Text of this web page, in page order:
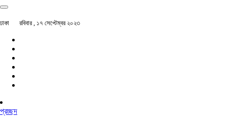
ঢাকা রবিবার , ১৭ সেপ্টেম্বর ২০২৩
প্রচ্ছদ